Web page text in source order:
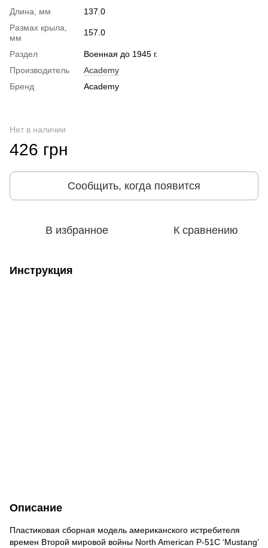
Длина, мм
137.0
Размах крыла,
мм
157.0
Раздел
Военная до 1945 г.
Производитель
Academy
Бренд
Academy
Нет в наличии
426 грн
Сообщить, когда появится
В избранное К сравнению
Инструкция
Описание
Пластиковая сборная модель американского истребителя
времен Второй мировой войны North American P-51C ‘Mustang’